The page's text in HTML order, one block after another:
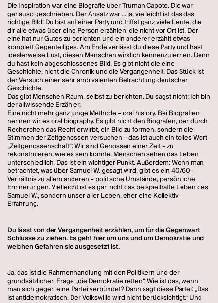
Die Inspiration war eine Biografie über Truman Capote. Die war
genauso geschrieben. Der Ansatz war ... ja, vielleicht ist das das
richtige Bild: Du bist auf einer Party und triffst ganz viele Leute, die
dir alle etwas über eine Person erzählen, die nicht vor Ort ist. Der
eine hat nur Gutes zu berichten und ein anderer erzählt etwas
komplett Gegenteiliges. Am Ende verlässt du diese Party und hast
idealerweise Lust, diesen Menschen wirklich kennenzulernen. Denn
du hast kein abgeschlossenes Bild. Es gibt nicht die eine
Geschichte, nicht die Chronik und die Vergangenheit. Das Stück ist
der Versuch einer sehr ambivalenten Betrachtung deutscher
Geschichte.
Das gibt Menschen Raum, selbst zu berichten. Du sagst nicht: Ich bin
der allwissende Erzähler.
Eine nicht mehr ganz junge Methode – oral history. Bei Biografien
nennen wir es oral biography. Es gibt nicht den Biografen, der durch
Recherchen das Recht erwirbt, ein Bild zu formen, sondern die
Stimmen der Zeitgenossen versuchen – das ist auch ein tolles Wort
„Zeitgenossenschaft“: Wir sind Genossen einer Zeit – zu
rekonstruieren, wie es sein könnte. Menschen sehen das Leben
unterschiedlich. Das ist ein wichtiger Punkt. Außerdem: Wenn man
betrachtet, was über Samuel W. gesagt wird, gibt es ein 40/60-
Verhältnis zu allem anderen – politische Umstände, persönliche
Erinnerungen. Vielleicht ist es gar nicht das beispielhafte Leben des
Samuel W., sondern unser aller Leben, eher eine Kollektiv-
Erfahrung.
Du lässt von der Vergangenheit erzählen, um für die Gegenwart
Schlüsse zu ziehen. Es geht hier um uns und um Demokratie und
welchen Gefahren sie ausgesetzt ist.
Ja, das ist die Rahmenhandlung mit den Politikern und der
grundsätzlichen Frage „die Demokratie retten“. Wie ist das, wenn
man sich gegen eine Partei verbündet? Dann sagt diese Partei: „Das
ist antidemokratisch. Der Volkswille wird nicht berücksichtigt.“ Und